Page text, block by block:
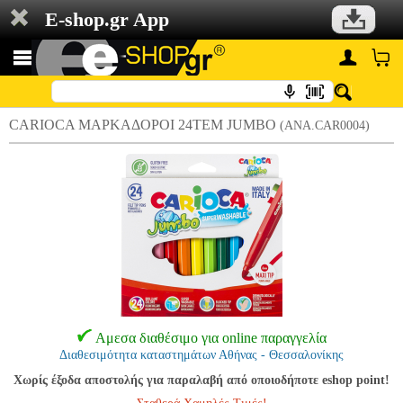
E-shop.gr App
CARIOCA ΜΑΡΚΑΔΟΡΟΙ 24ΤΕΜ JUMBO (ANA.CAR0004)
Αμεσα διαθέσιμο για online παραγγελία
Διαθεσιμότητα καταστημάτων Αθήνας - Θεσσαλονίκης
Χωρίς έξοδα αποστολής για παραλαβή από οποιοδήποτε eshop point!